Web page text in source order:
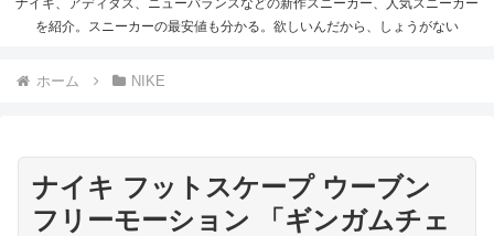
ナイキ、アディダス、ニューバランスなどの新作スニーカー、人気スニーカー
を紹介。スニーカーの最安値も分かる。欲しいんだから、しょうがない
ホーム NIKE
ナイキ フットスケープ ウーブン
フリーモーション 「ギンガムチェ